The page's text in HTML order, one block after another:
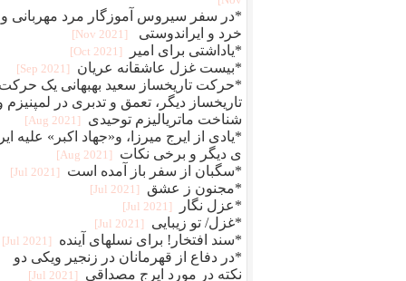
*در سفر سیروس آموزگار مرد مهربانی و
خرد و ایراندوستی
[2021 Nov]
*یاداشتی برای امیر [2021 Oct]
*بیست غزل عاشقانه عریان [2021 Sep]
*حرکت تاریخساز سعید بهبهانی یک حرکت
تاریخساز دیگر، تعمق و تدبری در لمپنیزم
شناخت ماتریالیزم توحیدی
[2021 Aug]
*یادی از ایرج میرزا، و«جهاد اکبر» علیه
ی دیگر و برخی نکات
[2021 Aug]
*سگبان از سفر باز آمده است [2021 Jul]
*مجنون ز عشق [2021 Jul]
*عزل نگار [2021 Jul]
*غزل/ تو زیبایی [2021 Jul]
*سند افتخار! برای نسلهای آینده [2021 Jul]
*در دفاع از قهرمانان در زنجیر ویکی دو
نکته در مورد ایرج مصداقی
[2021 Jul]